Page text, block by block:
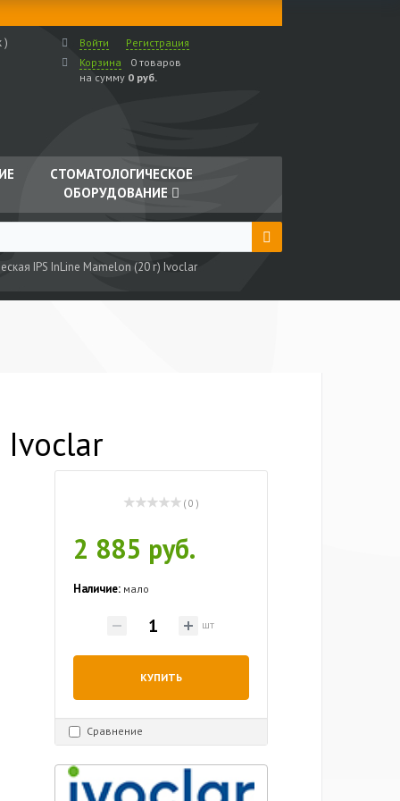
) Войти
Регистрация
Корзина
0 товаров
на сумму 0 руб.
СТОМАТОЛОГИЧЕСКОЕ
ОБОРУДОВАНИЕ
IPS InLine Mamelon (20 г) Ivoclar
Ivoclar
( 0 )
2 885 руб.
Наличие: мало
шт
КУПИТЬ
Сравнение